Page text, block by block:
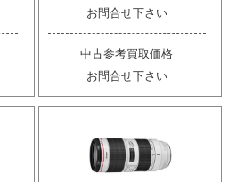
お問合せ下さい
中古参考買取価格
お問合せ下さい